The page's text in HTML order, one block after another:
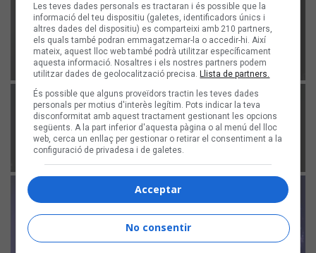
Les teves dades personals es tractaran i és possible que la
informació del teu dispositiu (galetes, identificadors únics i
altres dades del dispositiu) es comparteixi amb 210 partners,
els quals també podran emmagatzemar-la o accedir-hi. Així
mateix, aquest lloc web també podrà utilitzar específicament
aquesta informació. Nosaltres i els nostres partners podem
utilitzar dades de geolocalització precisa.Llista de partners.
És possible que alguns proveïdors tractin les teves dades
personals per motius d'interès legítim. Pots indicar la teva
disconformitat amb aquest tractament gestionant les opcions
següents. A la part inferior d'aquesta pàgina o al menú del lloc
web, cerca un enllaç per gestionar o retirar el consentiment a la
configuració de privadesa i de galetes.
Acceptar
No consentir